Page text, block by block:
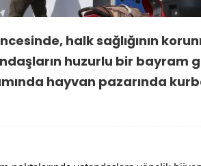
halk sağlığının
huzurlu bir bayram
hayvan pazarında